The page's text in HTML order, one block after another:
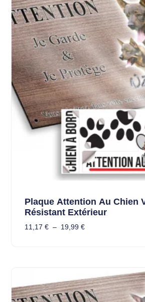
Plaque Attention Au Chien
Résistant Extérieur
11,17 € – 19,99 €